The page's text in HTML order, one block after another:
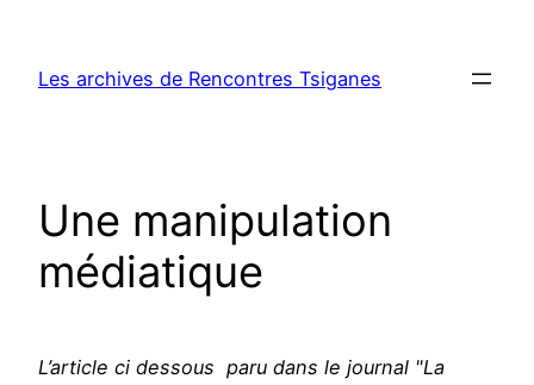
contenu
Les archives de Rencontres Tsiganes
Une manipulation
médiatique
L’article ci dessous paru dans le journal "La